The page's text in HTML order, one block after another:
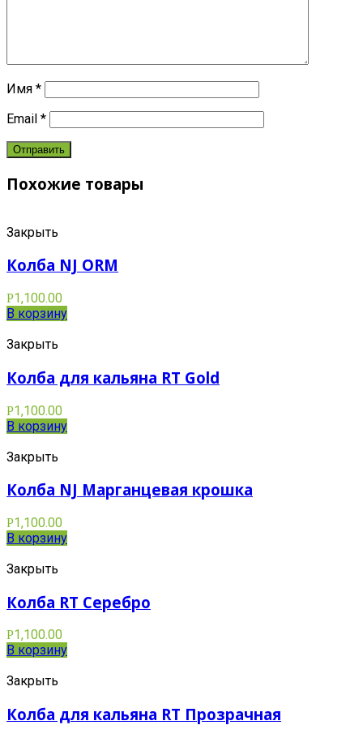
Имя *
Email *
Похожие товары
Закрыть
Колба NJ ORM
Р1,100.00
В корзину
Закрыть
Колба для кальяна RT Gold
Р1,100.00
В корзину
Закрыть
Колба NJ Марганцевая крошка
Р1,100.00
В корзину
Закрыть
Колба RT Серебро
Р1,100.00
В корзину
Закрыть
Колба для кальяна RT Прозрачная